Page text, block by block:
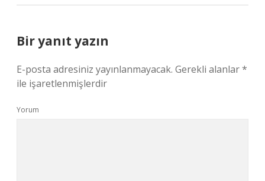
Bir yanıt yazın
E-posta adresiniz yayınlanmayacak. Gerekli alanlar*
ile işaretlenmişlerdir
Yorum